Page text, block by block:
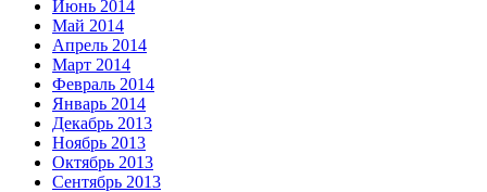
Июнь 2014
Май 2014
Апрель 2014
Март 2014
Февраль 2014
Январь 2014
Декабрь 2013
Ноябрь 2013
Октябрь 2013
Сентябрь 2013